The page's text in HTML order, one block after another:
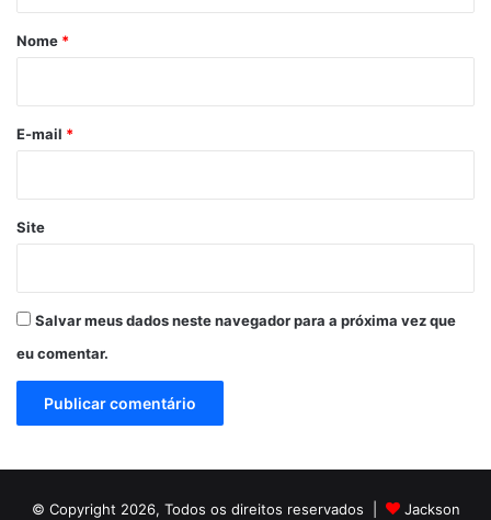
r
*
Nome *
E-mail *
Site
Salvar meus dados neste navegador para a próxima vez que
eu comentar.
© Copyright 2026, Todos os direitos reservados | Jackson